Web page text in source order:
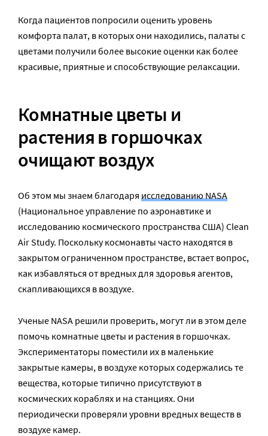
Когда пациентов попросили оценить уровень
комфорта палат, в которых они находились, палаты с
цветами получили более высокие оценки как более
красивые, приятные и способствующие релаксации.
Комнатные цветы и
растения в горшочках
очищают воздух
Об этом мы знаем благодаря исследованию NASA
(Национальное управление по аэронавтике и
исследованию космического пространства США) Clean
Air Study. Поскольку космонавты часто находятся в
закрытом ограниченном пространстве, встает вопрос,
как избавляться от вредных для здоровья агентов,
скапливающихся в воздухе.
Ученые NASA решили проверить, могут ли в этом деле
помочь комнатные цветы и растения в горшочках.
Экспериментаторы поместили их в маленькие
закрытые камеры, в воздухе которых содержались те
вещества, которые типично присутствуют в
космических кораблях и на станциях. Они
периодически проверяли уровни вредных веществ в
воздухе камер.